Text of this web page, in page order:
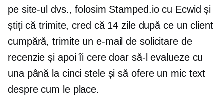
pe site-ul dvs., folosim Stamped.io cu Ecwid și
știți că trimite, cred că 14 zile după ce un client
cumpără, trimite un e-mail de solicitare de
recenzie și apoi îi cere doar să-l evalueze cu
una până la cinci stele și să ofere un mic text
despre cum le place.